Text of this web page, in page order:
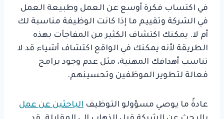
في اكتساب فكرة أوسع عن العمل وطبيعة العمل
في الشركة وتقييم ما إذا كانت الوظيفة مناسبة لك
أم لا. يمكنك اكتشاف الكثير من المفاجآت بهذه
الطريقة لأنه يمكنك في الواقع اكتشاف أشياء قد لا
تناسب أهدافك المهنية، مثل عدم وجود برامج
فعالة لتطوير الموظفين وتحسينهم.
عادةً ما يوصي مسؤولو التوظيف الباحثين عن عمل